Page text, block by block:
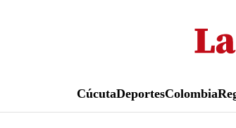
CúcutaDeportesColombia